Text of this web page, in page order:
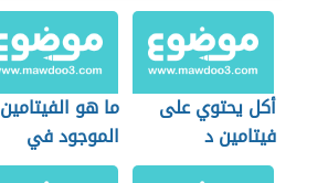
أكل يحتوي على
فيتامين د
ما هو الفيتامين
الموجود في
الشمس